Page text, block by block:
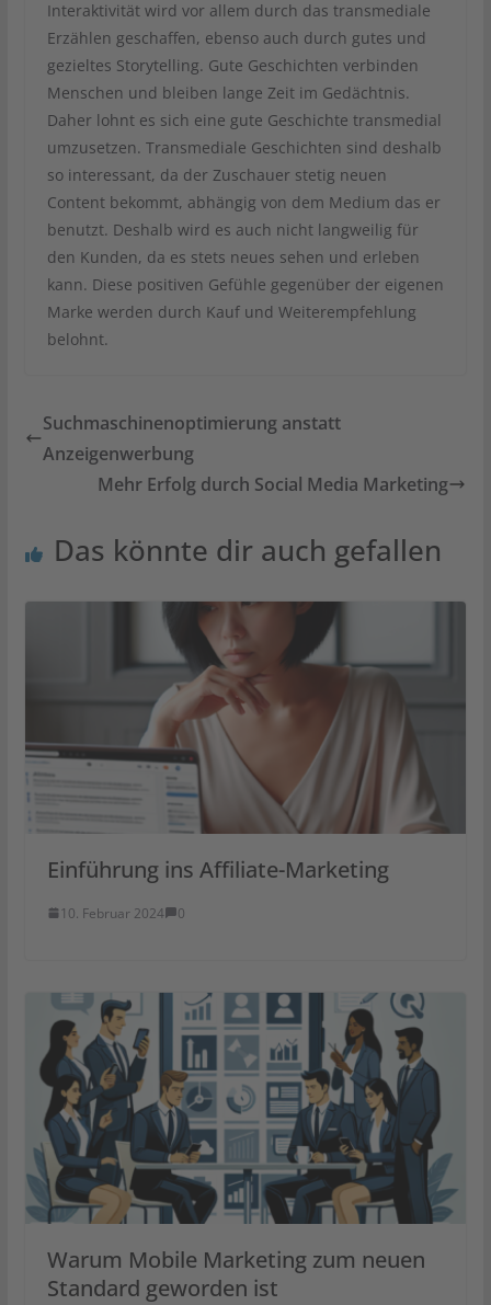
Interaktivität wird vor allem durch das transmediale
Erzählen geschaffen, ebenso auch durch gutes und
gezieltes Storytelling. Gute Geschichten verbinden
Menschen und bleiben lange Zeit im Gedächtnis.
Daher lohnt es sich eine gute Geschichte transmedial
umzusetzen. Transmediale Geschichten sind deshalb
so interessant, da der Zuschauer stetig neuen
Content bekommt, abhängig von dem Medium das er
benutzt. Deshalb wird es auch nicht langweilig für
den Kunden, da es stets neues sehen und erleben
kann. Diese positiven Gefühle gegenüber der eigenen
Marke werden durch Kauf und Weiterempfehlung
belohnt.
Suchmaschinenoptimierung anstatt
Anzeigenwerbung
Mehr Erfolg durch Social Media Marketing
Das könnte dir auch gefallen
Einführung ins Affiliate-Marketing
10. Februar 2024 0
Warum Mobile Marketing zum neuen
Standard geworden ist